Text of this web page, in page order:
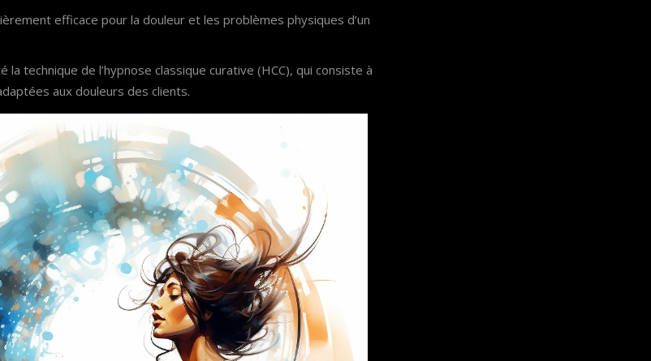
efficace pour la douleur et les problèmes physiques d’un
la technique de l’hypnose classique curative (HCC), qui consiste à
aux douleurs des clients.